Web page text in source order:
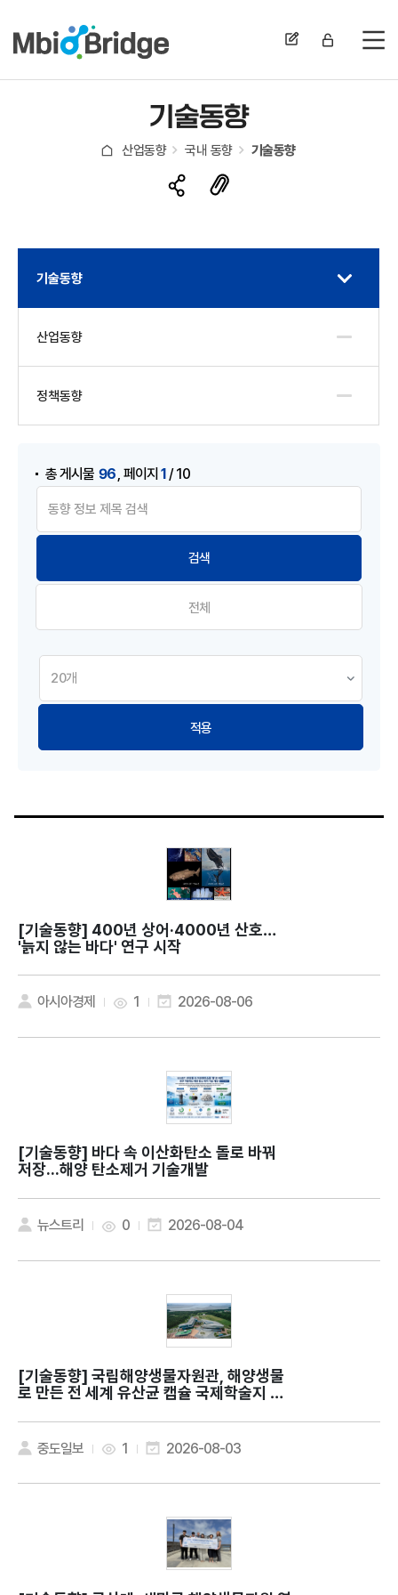
전
기술동향
산업동향 국내 동향 기술동향
기술동향
산업동향
정책동향
총 게시물 96 ,페이지1/ 10
전체
적용
[기술동향]
'늙지 않는 바다' 연구 시작
아시아경제 1 2026-08-06
[기술동향]
저장...해양 탄소제거 기술개발
뉴스트리 0 2026-08-04
[기술동향]
로 만든 전 세계 유산균 캡슐 국제학술지 발
중도일보 1 2026-08-03